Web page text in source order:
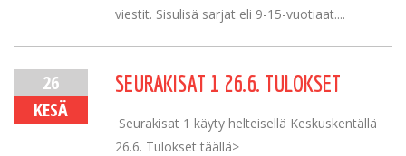
viestit. Sisulisä sarjat eli 9-15-vuotiaat....
26
KESÄ
SEURAKISAT 1 26.6. TULOKSET
Seurakisat 1 käyty helteisellä Keskuskentällä
26.6. Tulokset täällä>